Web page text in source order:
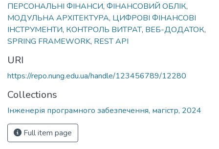
ПЕРСОНАЛЬНІ ФІНАНСИ, ФІНАНСОВИЙ ОБЛІК,
МОДУЛЬНА АРХІТЕКТУРА, ЦИФРОВІ ФІНАНСОВІ
ІНСТРУМЕНТИ, КОНТРОЛЬ ВИТРАТ, ВЕБ-ДОДАТОК,
SPRING FRAMEWORK, REST API
URI
https://repo.nung.edu.ua/handle/123456789/12280
Collections
Інженерія програмного забезпечення, магістр, 2024
Full item page